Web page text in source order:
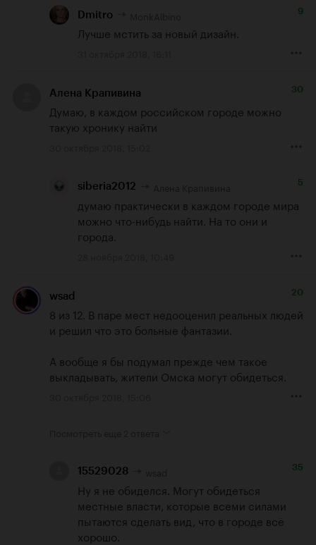
Dmitro 9
Лучше мстить за новый дизайн.
Алена Крапивина 30
Думаю, в каждом российском городе можно
такую хронику найти
siberia2012 5
думаю практически в каждом городе мира
можно что-нибудь найти. На то они и
города.
wsad 20
8 из 12. В паре мест недооценил реальных людей
и решил что это больные фантазии.
А вообще я бы подумал прежде чем такое
выкладывать, жители Омска могут обидеться.
15529028 35
Ну я не обиделся. Могут обидеться
местные власти, которые всеми силами
пытаются сделать вид, что в городе всё
хорошо.